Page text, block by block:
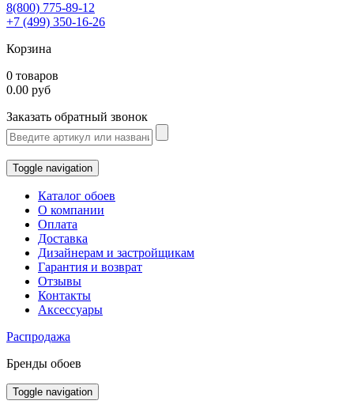
8(800) 775-89-12
+7 (499) 350-16-26
Корзина
0 товаров
0.00 руб
Заказать обратный звонок
Toggle navigation
Каталог обоев
О компании
Оплата
Доставка
Дизайнерам и застройщикам
Гарантия и возврат
Отзывы
Контакты
Аксессуары
Распродажа
Бренды обоев
Toggle navigation